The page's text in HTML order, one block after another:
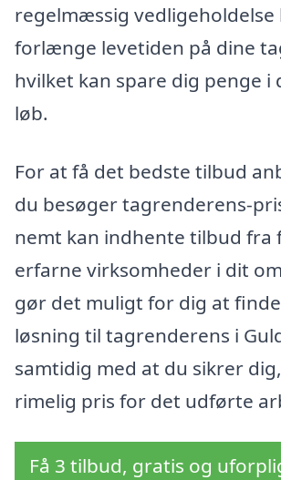
regelmæssig vedligeholdelse
forlænge levetiden på dine
hvilket kan spare dig penge i
løb.
For at få det bedste tilbud
du besøger tagrenderens-
nemt kan indhente tilbud fra
erfarne virksomheder i dit
gør det muligt for dig at
løsning til tagrenderens i
samtidig med at du sikrer
rimelig pris for det udførte
Få 3 tilbud, gratis og